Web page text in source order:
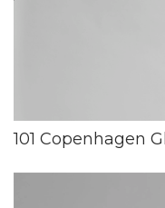
101 Copenhagen